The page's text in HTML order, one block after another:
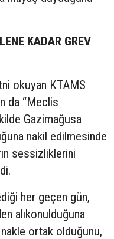
KADAR GREV
okuyan KTAMS
da “Meclis
Gazimağusa
nakil edilmesinde
sessizliklerini
her geçen gün,
alıkonulduğuna
nakle ortak olduğunu,